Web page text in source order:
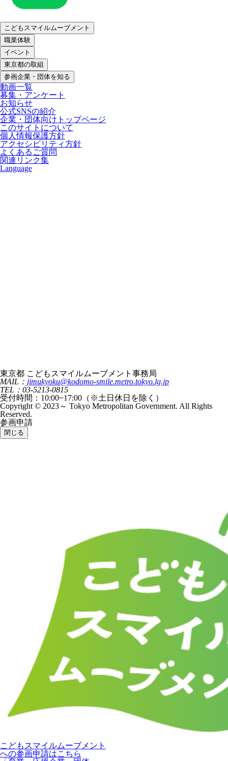
こどもスマイルムーブメント
職業体験
イベント
東京都の取組
参画企業・団体を知る
動画一覧
募集・アンケート
お知らせ
公式SNSの紹介
企業・団体向けトップページ
このサイトについて
個人情報保護方針
アクセシビリティ方針
よくあるご質問
関連リンク集
Language
東京都 こどもスマイルムーブメント事務局
MAIL： jimukyoku@kodomo-smile.metro.tokyo.lg.jp
TEL：03-5213-0815
受付時間：10:00~17:00（※土日休日を除く）
Copyright © 2023～ Tokyo Metropolitan Government. All Rights
Reserved.
参画申請
閉じる
こどもスマイルムーブメント
への参画申請はこちら